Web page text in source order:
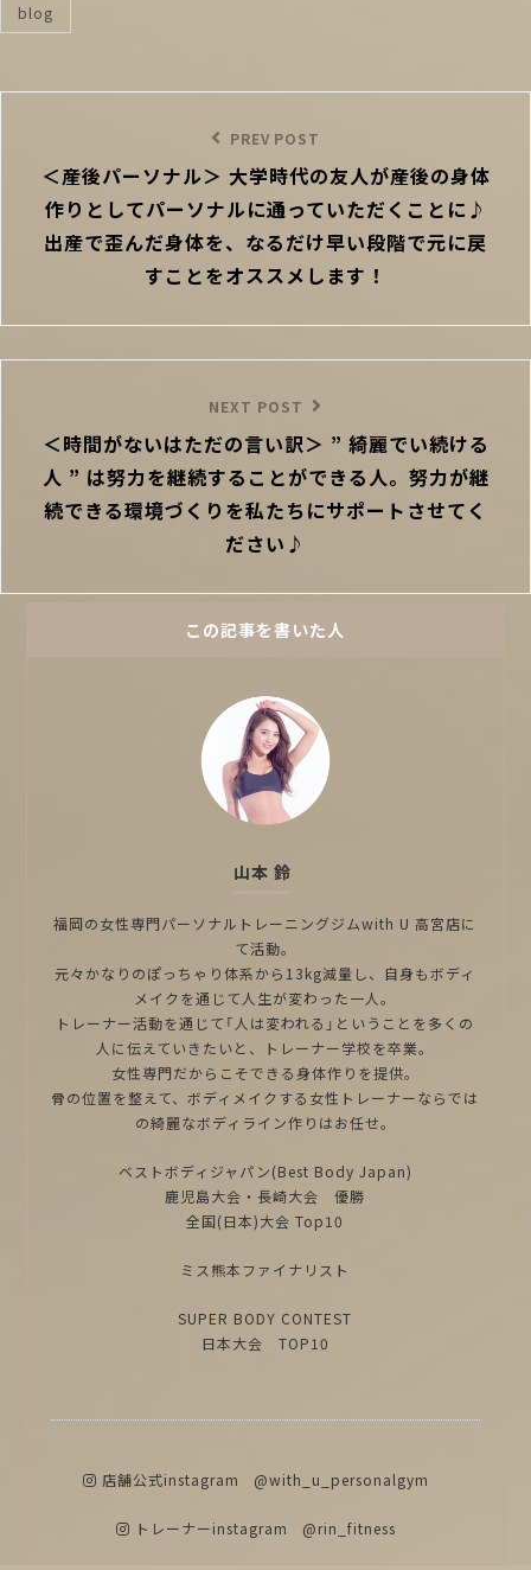
categories
blog
Post
PREV POST
＜産後パーソナル＞ 大学時代の友人が産後の身体
作りとしてパーソナルに通っていただくことに♪
出産で歪んだ身体を、なるだけ早い段階で元に戻
すことをオススメします！
Post
NEXT POST
＜時間がないはただの言い訳＞ ” 綺麗でい続ける
人 ” は努力を継続することができる人。努力が継
続できる環境づくりを私たちにサポートさせてく
ださい♪
この記事を書いた人
山本 鈴
福岡の女性専門パーソナルトレーニングジムwith U 高宮店に
て活動。
元々かなりのぽっちゃり体系から13kg減量し、自身もボディ
メイクを通じて人生が変わった一人。
トレーナー活動を通じて「人は変われる」ということを多くの
人に伝えていきたいと、トレーナー学校を卒業。
女性専門だからこそできる身体作りを提供。
骨の位置を整えて、ボディメイクする女性トレーナーならでは
の綺麗なボディライン作りはお任せ。
ベストボディジャパン(Best Body Japan)
鹿児島大会・長崎大会 優勝
全国(日本)大会 Top10
ミス熊本ファイナリスト
SUPER BODY CONTEST
日本大会 TOP10
店舗公式instagram @with_u_personalgym
トレーナーinstagram @rin_fitness